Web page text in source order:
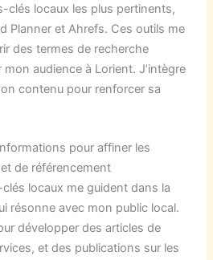
clés locaux les plus pertinents,
Planner et Ahrefs. Ces outils me
des termes de recherche
audience à Lorient. J’intègre
contenu pour renforcer sa
pour affiner les
de référencement
locaux me guident dans la
résonne avec mon public local.
développer des articles de
et des publications sur les